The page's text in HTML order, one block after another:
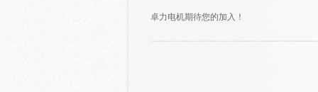
卓力电机期待您的加入！